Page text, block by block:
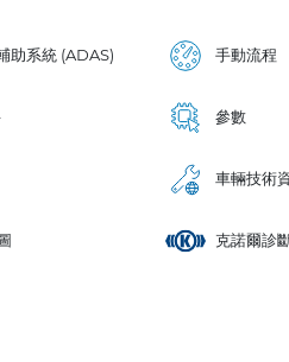
助系統 (ADAS) 手動流程
參數
車輛技術
克諾爾診